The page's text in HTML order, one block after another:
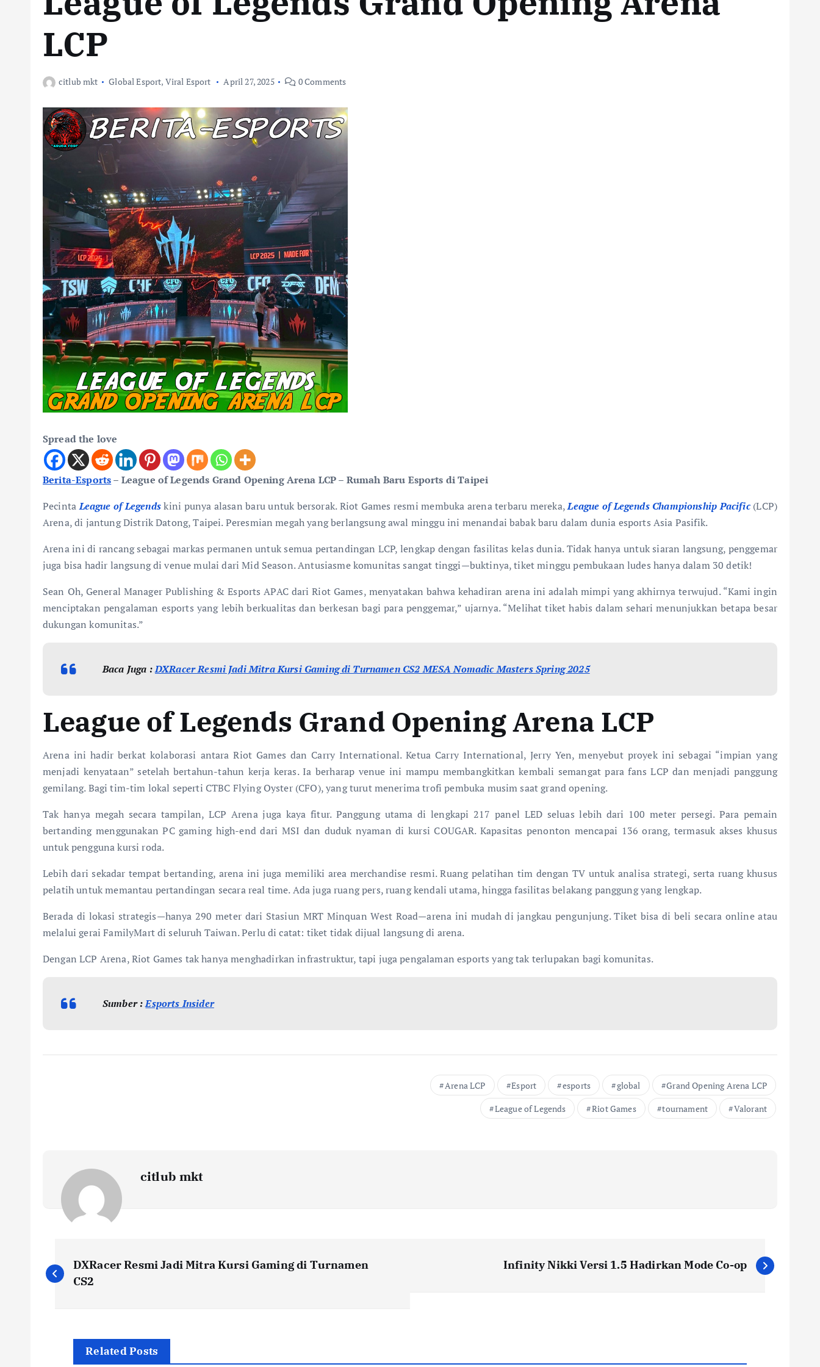
LCP
citlub mkt Global Esport, Viral Esport April 27, 2025 0 Comments
Spread the love
Berita-Esports– League of Legends Grand Opening Arena LCP – Rumah Baru Esports di Taipei
PecintaLeague of Legendskini punya alasan baru untuk bersorak. Riot Games resmi membuka arena terbaru mereka,League of Legends Championship Pacific(LCP)
Arena, di jantung Distrik Datong, Taipei. Peresmian megah yang berlangsung awal minggu ini menandai babak baru dalam dunia esports Asia Pasifik.
Arena ini di rancang sebagai markas permanen untuk semua pertandingan LCP, lengkap dengan fasilitas kelas dunia. Tidak hanya untuk siaran langsung, penggemar
juga bisa hadir langsung di venue mulai dari Mid Season. Antusiasme komunitas sangat tinggi—buktinya, tiket minggu pembukaan ludes hanya dalam 30 detik!
Sean Oh, General Manager Publishing & Esports APAC dari Riot Games, menyatakan bahwa kehadiran arena ini adalah mimpi yang akhirnya terwujud. “Kami ingin
menciptakan pengalaman esports yang lebih berkualitas dan berkesan bagi para penggemar,” ujarnya. “Melihat tiket habis dalam sehari menunjukkan betapa besar
dukungan komunitas.”
Baca Juga :DXRacer Resmi Jadi Mitra Kursi Gaming di Turnamen CS2 MESA Nomadic Masters Spring 2025
League of Legends Grand Opening Arena LCP
Arena ini hadir berkat kolaborasi antara Riot Games dan Carry International. Ketua Carry International, Jerry Yen, menyebut proyek ini sebagai “impian yang
menjadi kenyataan” setelah bertahun-tahun kerja keras. Ia berharap venue ini mampu membangkitkan kembali semangat para fans LCP dan menjadi panggung
gemilang. Bagi tim-tim lokal seperti CTBC Flying Oyster (CFO), yang turut menerima trofi pembuka musim saat grand opening.
Tak hanya megah secara tampilan, LCP Arena juga kaya fitur. Panggung utama di lengkapi 217 panel LED seluas lebih dari 100 meter persegi. Para pemain
bertanding menggunakan PC gaming high-end dari MSI dan duduk nyaman di kursi COUGAR. Kapasitas penonton mencapai 136 orang, termasuk akses khusus
untuk pengguna kursi roda.
Lebih dari sekadar tempat bertanding, arena ini juga memiliki area merchandise resmi. Ruang pelatihan tim dengan TV untuk analisa strategi, serta ruang khusus
pelatih untuk memantau pertandingan secara real time. Ada juga ruang pers, ruang kendali utama, hingga fasilitas belakang panggung yang lengkap.
Berada di lokasi strategis—hanya 290 meter dari Stasiun MRT Minquan West Road—arena ini mudah di jangkau pengunjung. Tiket bisa di beli secara online atau
melalui gerai FamilyMart di seluruh Taiwan. Perlu di catat: tiket tidak dijual langsung di arena.
Dengan LCP Arena, Riot Games tak hanya menghadirkan infrastruktur, tapi juga pengalaman esports yang tak terlupakan bagi komunitas.
Sumber :Esports Insider
Arena LCP Esport esports global
Grand Opening Arena LCP
League of Legends
Riot Games tournament Valorant
citlub mkt
P
o
DXRacer Resmi Jadi Mitra Kursi Gaming di Turnamen
CS2
Infinity Nikki Versi 1.5 Hadirkan Mode Co-op
Related Posts